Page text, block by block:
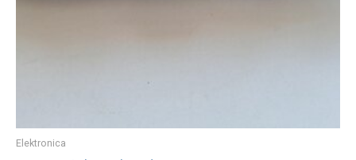
Elektronica